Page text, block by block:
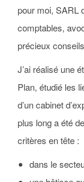
pour moi, SARL
comptables,
précieux
J’ai réalisé une
Plan, étudié les
d’un cabinet
plus long a été
critères en tête :
dans le